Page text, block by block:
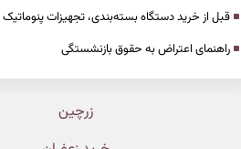
قبل از خرید دستگاه بسته‌بندی، تجهیزات پنوماتیک
راهنمای اعتراض به حقوق بازنشستگی
زرچین